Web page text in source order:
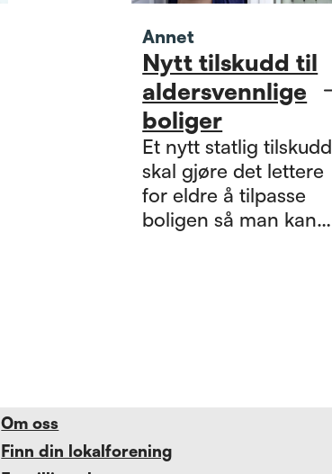
Annet
Nytt tilskudd til
aldersvennlige
boliger
Et nytt statlig tilskudd
skal gjøre det lettere
for eldre å tilpasse
boligen så man kan
Om oss
Finn din lokalforening